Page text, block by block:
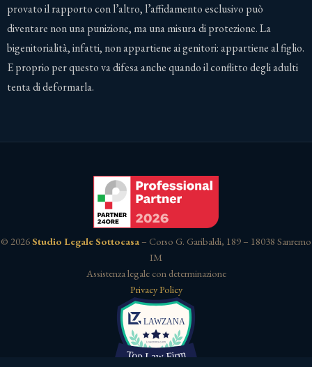
provato il rapporto con l’altro, l’affidamento esclusivo può
diventare non una punizione, ma una misura di protezione. La
bigenitorialità, infatti, non appartiene ai genitori: appartiene al figlio.
E proprio per questo va difesa anche quando il conflitto degli adulti
tenta di deformarla.
© 2026Studio Legale Sottocasa – Corso G. Garibaldi, 189 – 18038 Sanremo
IM
Assistenza legale con determinazione
Privacy Policy